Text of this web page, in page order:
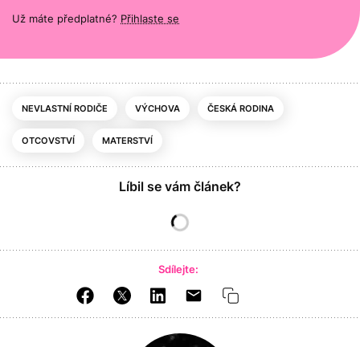
Už máte předplatné? Přihlaste se
NEVLASTNÍ RODIČE VÝCHOVA ČESKÁ RODINA
OTCOVSTVÍ MATERSTVÍ
Líbil se vám článek?
Sdílejte: